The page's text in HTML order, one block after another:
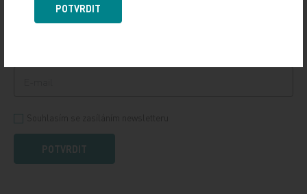
ze světa medicíny a
zdravotnictví.
POTVRDIT
POTVRDIT